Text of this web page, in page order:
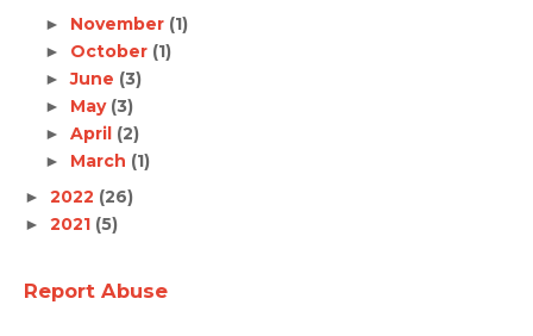
► November (1)
► October (1)
►June (3)
► May (3)
► April (2)
► March (1)
► 2022 (26)
► 2021 (5)
Report Abuse